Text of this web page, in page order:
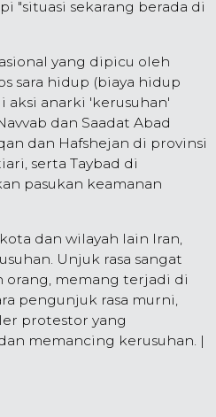
"situasi sekarang berada di
yang dipicu oleh
sara hidup (biaya hidup
aksi anarki 'kerusuhan'
dan Saadat Abad
dan Hafshejan di provinsi
serta Taybad di
pasukan keamanan
dan wilayah lain Iran,
Unjuk rasa sangat
orang, memang terjadi di
pengunjuk rasa murni,
protestor yang
memancing kerusuhan. |